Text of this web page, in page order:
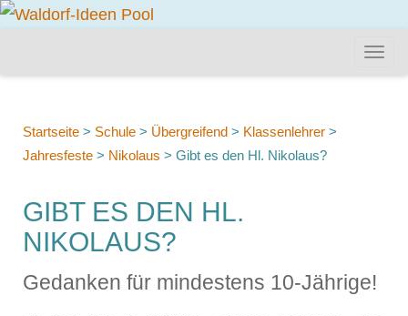
Startseite > Schule > Übergreifend > Klassenlehrer >
Jahresfeste > Nikolaus > Gibt es den Hl. Nikolaus?
GIBT ES DEN HL.
NIKOLAUS?
Gedanken für mindestens 10-Jährige!